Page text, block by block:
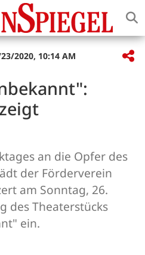
2020, 10:14 AM
an die Opfer des
der Förderverein
am Sonntag, 26.
des Theaterstücks
ein.